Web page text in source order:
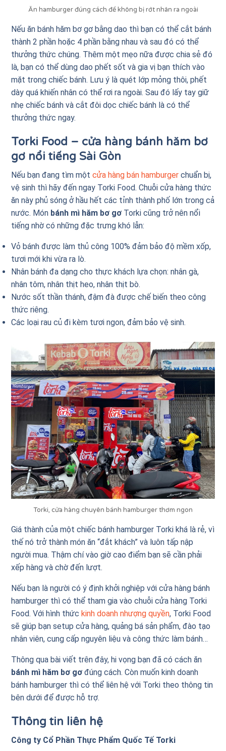
Ăn hamburger đúng cách để không bị rớt nhân ra ngoài
Nếu ăn bánh hăm bơ gơ bằng dao thì bạn có thể cắt bánh
thành 2 phần hoặc 4 phần bằng nhau và sau đó có thể
thưởng thức chúng. Thêm một mẹo nữa được chia sẻ đó
là, bạn có thể dùng dao phết sốt và gia vị bạn thích vào
mặt trong chiếc bánh. Lưu ý là quét lớp mỏng thôi, phết
dày quá khiến nhân có thể rơi ra ngoài. Sau đó lấy tay giữ
nhẹ chiếc bánh và cắt đôi dọc chiếc bánh là có thể
thưởng thức ngay.
Torki Food – cửa hàng bánh hăm bơ
gơ nổi tiếng Sài Gòn
Nếu bạn đang tìm mộtcửa hàng bán hamburger chuẩn bị,
vệ sinh thì hãy đến ngay Torki Food. Chuỗi cửa hàng thức
ăn này phủ sóng ở hầu hết các tỉnh thành phố lớn trong cả
nước. Món bánh mì hăm bơ gơ Torki cũng trở nên nổi
tiếng nhờ có những đặc trưng khó lẫn:
Vỏ bánh được làm thủ công 100% đảm bảo độ mềm xốp,
tươi mới khi vừa ra lò.
Nhân bánh đa dạng cho thực khách lựa chọn: nhân gà,
nhân tôm, nhân thịt heo, nhân thịt bò.
Nước sốt thần thánh, đậm đà được chế biến theo công
thức riêng.
Các loại rau củ đi kèm tươi ngon, đảm bảo vệ sinh.
Torki, cửa hàng chuyên bánh hamburger thơm ngon
Giá thành của một chiếc bánh hamburger Torki khá là rẻ, vì
thế nó trở thành món ăn “đắt khách” và luôn tấp nập
người mua. Thậm chí vào giờ cao điểm bạn sẽ cần phải
xếp hàng và chờ đến lượt.
Nếu bạn là người có ý định khởi nghiệp với cửa hàng bánh
hamburger thì có thể tham gia vào chuỗi cửa hàng Torki
Food. Với hình thứckinh doanh nhượng quyền, Torki Food
sẽ giúp bạn setup cửa hàng, quảng bá sản phẩm, đào tạo
nhân viên, cung cấp nguyên liệu và công thức làm bánh…
Thông qua bài viết trên đây, hi vọng bạn đã có cách ăn
bánh mì hăm bơ gơđúng cách. Còn muốn kinh doanh
bánh hamburger thì có thể liên hệ với Torki theo thông tin
bên dưới để được hỗ trợ.
Thông tin liên hệ
Công ty Cổ Phần Thực Phẩm Quốc Tế Torki